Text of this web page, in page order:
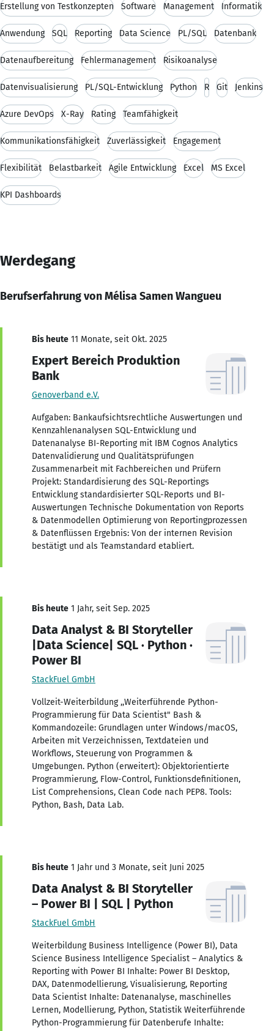
Erstellung von Testkonzepten Software Management Informatik
Anwendung SQL Reporting Data Science PL/SQL Datenbank
Datenaufbereitung Fehlermanagement Risikoanalyse
Datenvisualisierung PL/SQL-Entwicklung Python R Git Jenkins
Azure DevOps X-Ray Rating Teamfähigkeit
Kommunikationsfähigkeit Zuverlässigkeit Engagement
Flexibilität Belastbarkeit Agile Entwicklung Excel MS Excel
KPI Dashboards
Werdegang
Berufserfahrung von Mélisa Samen Wangueu
Bis heute 11 Monate, seit Okt. 2025
Expert Bereich Produktion
Bank
Genoverband e.V.
Aufgaben: Bankaufsichtsrechtliche Auswertungen und
Kennzahlenanalysen SQL-Entwicklung und
Datenanalyse BI-Reporting mit IBM Cognos Analytics
Datenvalidierung und Qualitätsprüfungen
Zusammenarbeit mit Fachbereichen und Prüfern
Projekt: Standardisierung des SQL-Reportings
Entwicklung standardisierter SQL-Reports und BI-
Auswertungen Technische Dokumentation von Reports
& Datenmodellen Optimierung von Reportingprozessen
& Datenflüssen Ergebnis: Von der internen Revision
bestätigt und als Teamstandard etabliert.
Bis heute 1 Jahr, seit Sep. 2025
Data Analyst & BI Storyteller
|Data Science| SQL · Python ·
Power BI
StackFuel GmbH
Vollzeit-Weiterbildung ,,Weiterführende Python-
Programmierung für Data Scientist" Bash &
Kommandozeile: Grundlagen unter Windows/macOS,
Arbeiten mit Verzeichnissen, Textdateien und
Workflows, Steuerung von Programmen &
Umgebungen. Python (erweitert): Objektorientierte
Programmierung, Flow-Control, Funktionsdefinitionen,
List Comprehensions, Clean Code nach PEP8. Tools:
Python, Bash, Data Lab.
Bis heute 1 Jahr und 3 Monate, seit Juni 2025
Data Analyst & BI Storyteller
– Power BI | SQL | Python
StackFuel GmbH
Weiterbildung Business Intelligence (Power BI), Data
Science Business Intelligence Specialist – Analytics &
Reporting with Power BI Inhalte: Power BI Desktop,
DAX, Datenmodellierung, Visualisierung, Reporting
Data Scientist Inhalte: Datenanalyse, maschinelles
Lernen, Modellierung, Python, Statistik Weiterführende
Python-Programmierung für Datenberufe Inhalte: